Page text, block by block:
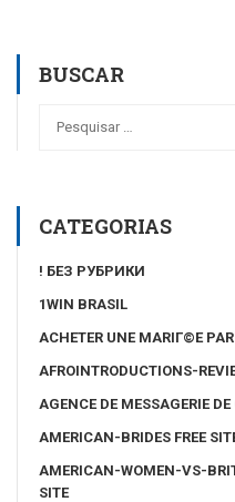
BUSCAR
CATEGORIAS
! БЕЗ РУБРИКИ
1WIN BRASIL
ACHETER UNE MARIГ©E
AFROINTRODUCTIONS-
AGENCE DE MESSAGERIE
AMERICAN-BRIDES FREE
AMERICAN-WOMEN-VS-
SITE